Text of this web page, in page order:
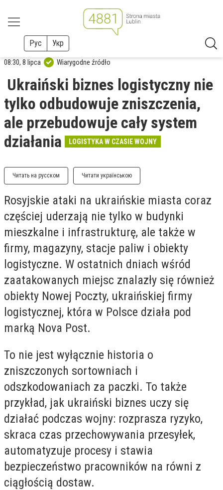
Рус Укр
08:30, 8 lipca Wiarygodne źródło
Ukraiński biznes logistyczny nie
tylko odbudowuje zniszczenia,
ale przebudowuje cały system
działania
LOGISTYKA W CZASIE WOJNY
Читать на русском Читати українською
Rosyjskie ataki na ukraińskie miasta coraz
częściej uderzają nie tylko w budynki
mieszkalne i infrastrukturę, ale także w
firmy, magazyny, stacje paliw i obiekty
logistyczne. W ostatnich dniach wśród
zaatakowanych miejsc znalazły się również
obiekty Nowej Poczty, ukraińskiej firmy
logistycznej, która w Polsce działa pod
marką Nova Post.
To nie jest wyłącznie historia o
zniszczonych sortowniach i
odszkodowaniach za paczki. To także
przykład, jak ukraiński biznes uczy się
działać podczas wojny: rozprasza ryzyko,
skraca czas przechowywania przesyłek,
automatyzuje procesy i stawia
bezpieczeństwo pracowników na równi z
ciągłością dostaw.